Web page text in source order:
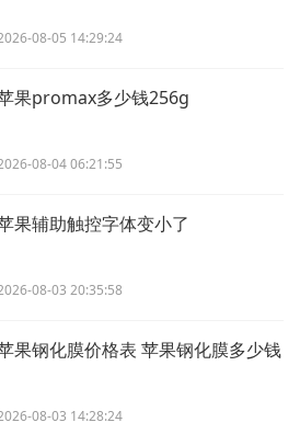
08-05 14:29:24
果promax多少钱256g
08-04 06:21:55
果辅助触控字体变小了
08-03 20:35:58
果钢化膜价格表 苹果钢化膜多少钱
08-03 14:28:24